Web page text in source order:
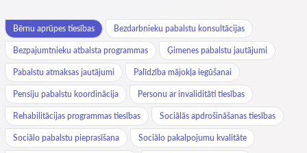
Bērnu aprūpes tiesības Bezdarbnieku pabalstu konsultācijas
Bezpajumtnieku atbalsta programmas Ģimenes pabalstu jautājumi
Pabalstu atmaksas jautājumi Palīdzība mājokļa iegūšanai
Pensiju pabalstu koordinācija Personu ar invaliditāti tiesības
Rehabilitācijas programmas tiesības Sociālās apdrošināšanas tiesības
Sociālo pabalstu pieprasīšana Sociālo pakalpojumu kvalitāte